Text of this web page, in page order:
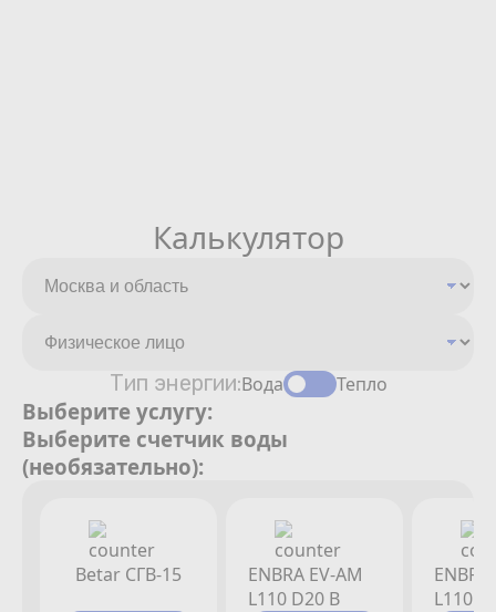
Калькулятор
Тип энергии:Вода Тепло
Выберите услугу:
Выберите счетчик воды
(необязательно):
Betar СГВ-15
ENBRA EV-AM
L110 D20 B
L110